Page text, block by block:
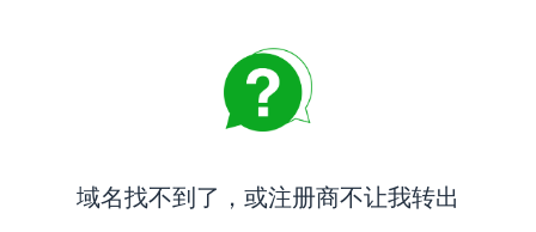
域名找不到了，或注册商不让我转出